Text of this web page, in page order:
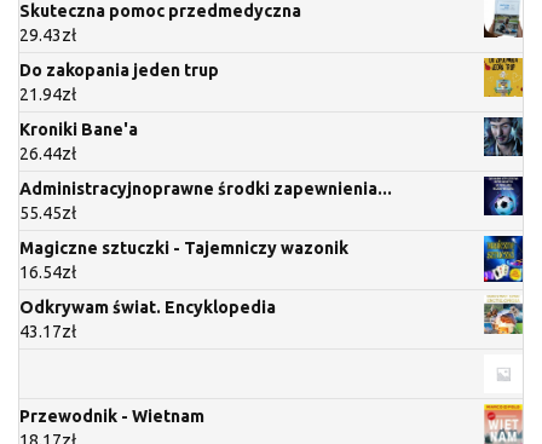
Skuteczna pomoc przedmedyczna
29.43zł
Do zakopania jeden trup
21.94zł
Kroniki Bane'a
26.44zł
Administracyjnoprawne środki zapewnienia...
55.45zł
Magiczne sztuczki - Tajemniczy wazonik
16.54zł
Odkrywam świat. Encyklopedia
43.17zł
Przewodnik - Wietnam